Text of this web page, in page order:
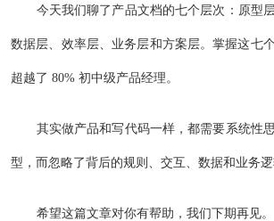
今天我们聊了产品文档的七个层次：原型
数据层、效率层、业务层和方案层。掌握这七
超越了 80% 初中级产品经理。
其实做产品和写代码一样，都需要系统性
型，而忽略了背后的规则、交互、数据和业务逻
希望这篇文章对你有帮助，我们下期再见。